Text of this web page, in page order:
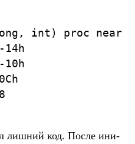
, int ) proc
near
- 14h
- 10h
0Ch
8
лиш­ний код. Пос­ле ини­